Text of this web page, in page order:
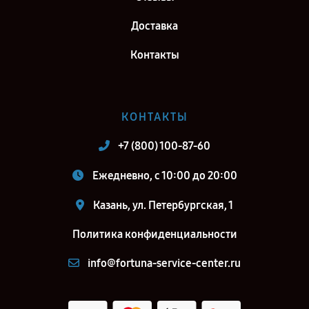
Доставка
Контакты
КОНТАКТЫ
+7 (800) 100-87-60
Ежедневно, с 10:00 до 20:00
Казань, ул. Петербургская, 1
Политика конфиденциальности
info@fortuna-service-center.ru